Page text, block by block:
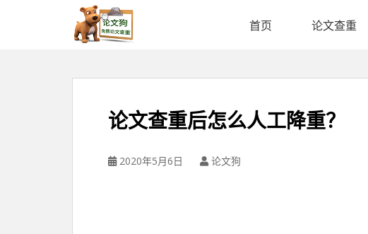
首页 论文查重
论文查重后怎么人工降重？
2020年5月6日 论文狗